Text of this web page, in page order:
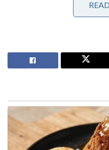
കർക്കിടകം കനക്കുന്നു, 3
പത്തനംതിട്ടയും
പ്രാഥമിക
വയറിനുള്ളിൽ നിന്നും
ഫായിസ് എംഡിഎംഎ
കോഴിക്കോട്
ആശുപത്രിയിലാണ് ഇയാളെ
അടുത്തിടെ പോലീസിനെ